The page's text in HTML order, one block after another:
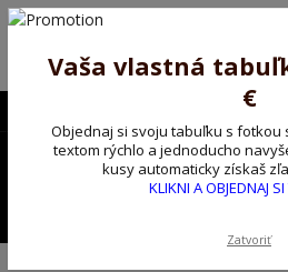
Poprosíme ctených zákazníkov o
Preto sme Vám pripravili malý
!!! ZĽAVA 5€ na PRVÚ objednávku
Vaša vlastná
€
Objednaj si svoju tabuľku s fotkou
textom rýchlo a jednoducho
kusy automaticky získaš
KLIKNI A OBJEDNAJ
Zatvoriť